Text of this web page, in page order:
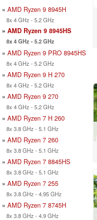
» AMD Ryzen 9 8945H
8x 4 GHz - 5.2 GHz
» AMD Ryzen 9 8945HS
8x 4 GHz - 5.2 GHz
» AMD Ryzen 9 PRO 8945HS
8x 4 GHz - 5.2 GHz
» AMD Ryzen 9 H 270
8x 4 GHz - 5.2 GHz
» AMD Ryzen 9 270
8x 4 GHz - 5.2 GHz
» AMD Ryzen 7 H 260
8x 3.8 GHz - 5.1 GHz
» AMD Ryzen 7 260
8x 3.8 GHz - 5.1 GHz
» AMD Ryzen 7 8845HS
8x 3.8 GHz - 5.1 GHz
» AMD Ryzen 7 255
8x 3.8 GHz - 4.95 GHz
» AMD Ryzen 7 8745H
8x 3.8 GHz - 4.9 GHz